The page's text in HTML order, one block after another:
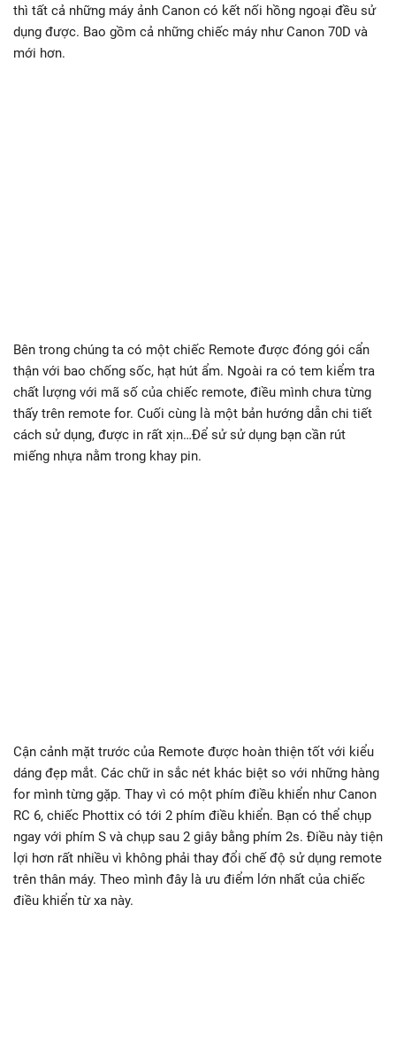
thì tất cả những máy ảnh Canon có kết nối hồng ngoại đều sử
dụng được. Bao gồm cả những chiếc máy như Canon 70D và
mới hơn.
Bên trong chúng ta có một chiếc Remote được đóng gói cẩn
thận với bao chống sốc, hạt hút ẩm. Ngoài ra có tem kiểm tra
chất lượng với mã số của chiếc remote, điều mình chưa từng
thấy trên remote for. Cuối cùng là một bản hướng dẫn chi tiết
cách sử dụng, được in rất xịn…Để sử sử dụng bạn cần rút
miếng nhựa nằm trong khay pin.
Cận cảnh mặt trước của Remote được hoàn thiện tốt với kiểu
dáng đẹp mắt. Các chữ in sắc nét khác biệt so với những hàng
for mình từng gặp. Thay vì có một phím điều khiển như Canon
RC 6, chiếc Phottix có tới 2 phím điều khiển. Bạn có thể chụp
ngay với phím S và chụp sau 2 giây bằng phím 2s. Điều này tiện
lợi hơn rất nhiều vì không phải thay đổi chế độ sử dụng remote
trên thân máy. Theo mình đây là ưu điểm lớn nhất của chiếc
điều khiển từ xa này.